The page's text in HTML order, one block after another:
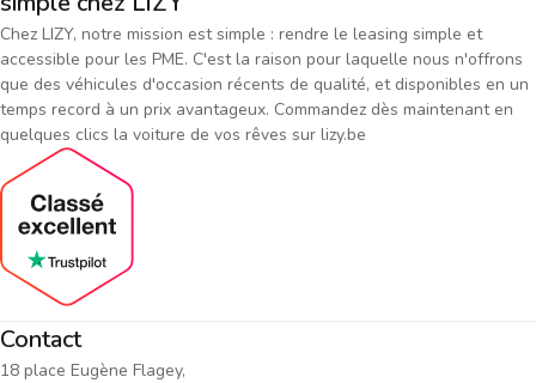
Chez LIZY, notre mission est simple : rendre le leasing simple et
accessible pour les PME. C'est la raison pour laquelle nous n'offrons
que des véhicules d'occasion récents de qualité, et disponibles en un
temps record à un prix avantageux. Commandez dès maintenant en
quelques clics la voiture de vos rêves sur lizy.be
Contact
18 place Eugène Flagey,